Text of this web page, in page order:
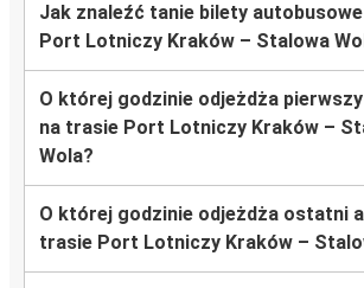
Jak znaleźć tanie bilety
Port Lotniczy Kraków – Stalowa
O której godzinie odjeżdża
na trasie Port Lotniczy Kraków –
Wola?
O której godzinie odjeżdża ostatni
trasie Port Lotniczy Kraków –